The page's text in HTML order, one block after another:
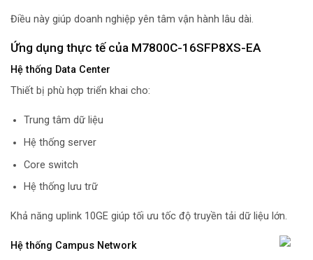
Điều này giúp doanh nghiệp yên tâm vận hành lâu dài.
Ứng dụng thực tế của M7800C-16SFP8XS-EA
Hệ thống Data Center
Thiết bị phù hợp triển khai cho:
Trung tâm dữ liệu
Hệ thống server
Core switch
Hệ thống lưu trữ
Khả năng uplink 10GE giúp tối ưu tốc độ truyền tải dữ liệu lớn.
Hệ thống Campus Network